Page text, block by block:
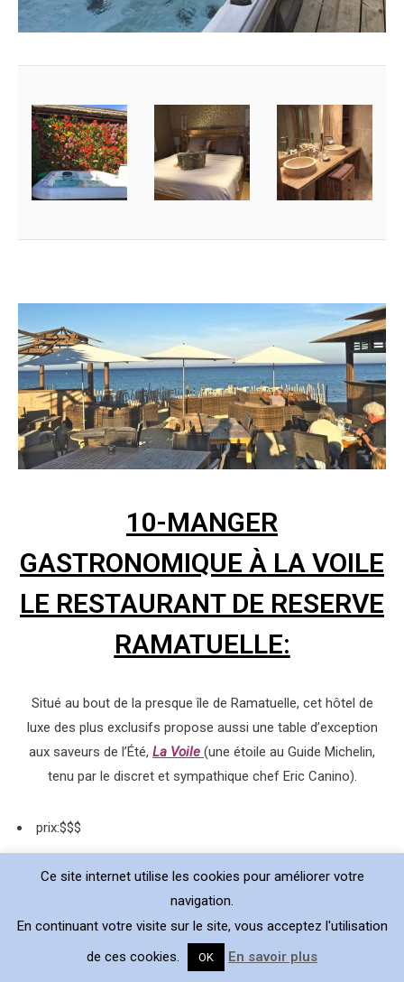
10-MANGER
GASTRONOMIQUE À LA VOILE
LE RESTAURANT DE RESERVE
RAMATUELLE:
Situé au bout de la presque île de Ramatuelle, cet hôtel de
luxe des plus exclusifs propose aussi une table d’exception
aux saveurs de l’Été, La Voile (une étoile au Guide Michelin,
tenu par le discret et sympathique chef Eric Canino).
prix:$$$
petit –: comme souvent ce n’est pas donné et un peu
Ce site internet utilise les cookies pour améliorer votre
navigation.
En continuant votre visite sur le site, vous acceptez l'utilisation
de ces cookies.
OK En savoir plus